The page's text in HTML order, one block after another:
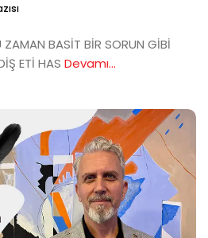
BASİT BİR SORUN GİBİ
ETİ HAS Devamı...